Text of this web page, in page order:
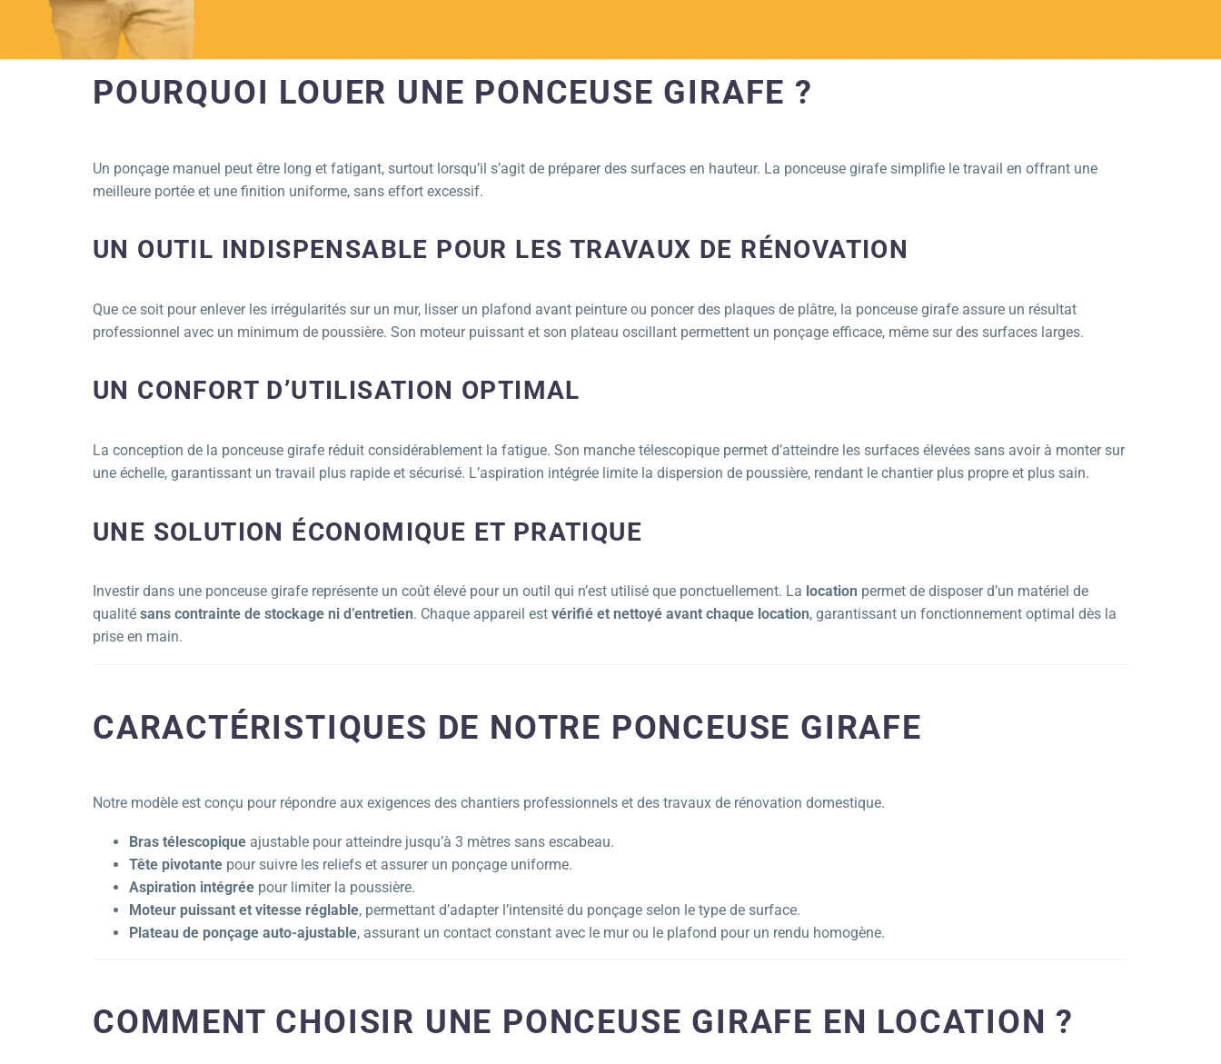
POURQUOI LOUER UNE PONCEUSE GIRAFE ?
Un ponçage manuel peut être long et fatigant, surtout lorsqu’il s’agit de préparer des surfaces en hauteur. La ponceuse girafe simplifie le travail en offrant une
meilleure portée et une finition uniforme, sans effort excessif.
UN OUTIL INDISPENSABLE POUR LES TRAVAUX DE RÉNOVATION
Que ce soit pour enlever les irrégularités sur un mur, lisser un plafond avant peinture ou poncer des plaques de plâtre, la ponceuse girafe assure un résultat
professionnel avec un minimum de poussière. Son moteur puissant et son plateau oscillant permettent un ponçage efficace, même sur des surfaces larges.
UN CONFORT D’UTILISATION OPTIMAL
La conception de la ponceuse girafe réduit considérablement la fatigue. Son manche télescopique permet d’atteindre les surfaces élevées sans avoir à monter sur
une échelle, garantissant un travail plus rapide et sécurisé. L’aspiration intégrée limite la dispersion de poussière, rendant le chantier plus propre et plus sain.
UNE SOLUTION ÉCONOMIQUE ET PRATIQUE
Investir dans une ponceuse girafe représente un coût élevé pour un outil qui n’est utilisé que ponctuellement. La location permet de disposer d’un matériel de
qualité sans contrainte de stockage ni d’entretien. Chaque appareil est vérifié et nettoyé avant chaque location, garantissant un fonctionnement optimal dès la
prise en main.
CARACTÉRISTIQUES DE NOTRE PONCEUSE GIRAFE
Notre modèle est conçu pour répondre aux exigences des chantiers professionnels et des travaux de rénovation domestique.
Bras télescopique ajustable pour atteindre jusqu’à 3 mètres sans escabeau.
Tête pivotante pour suivre les reliefs et assurer un ponçage uniforme.
Aspiration intégrée pour limiter la poussière.
Moteur puissant et vitesse réglable, permettant d’adapter l’intensité du ponçage selon le type de surface.
Plateau de ponçage auto-ajustable, assurant un contact constant avec le mur ou le plafond pour un rendu homogène.
COMMENT CHOISIR UNE PONCEUSE GIRAFE EN LOCATION ?